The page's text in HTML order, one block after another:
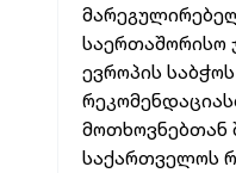
საერთაშორისო
ევროპის
მოთხოვნებთან
საქართველოს